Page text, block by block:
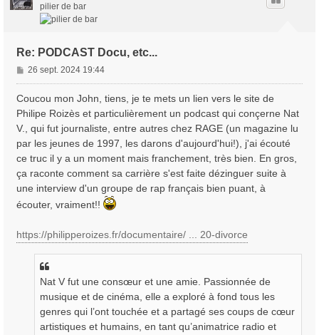
pilier de bar
Re: PODCAST Docu, etc...
M
e
s
s
g
e
26 sept. 2024 19:44
Coucou mon John, tiens, je te mets un lien vers le site de
Philipe Roizès et particulièrement un podcast qui conçerne Nat
V., qui fut journaliste, entre autres chez RAGE (un magazine lu
par les jeunes de 1997, les darons d'aujourd'hui!), j'ai écouté
ce truc il y a un moment mais franchement, très bien. En gros,
ça raconte comment sa carrière s'est faite dézinguer suite à
une interview d'un groupe de rap français bien puant, à
écouter, vraiment!!
https://philipperoizes.fr/documentaire/ ... 20-divorce
Nat V fut une consœur et une amie. Passionnée de
musique et de cinéma, elle a exploré à fond tous les
genres qui l’ont touchée et a partagé ses coups de cœur
artistiques et humains, en tant qu’animatrice radio et